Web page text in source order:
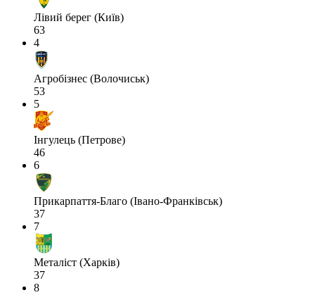
Лівий берег (Київ)
63
4
Агробізнес (Волочиськ)
53
5
Інгулець (Петрове)
46
6
Прикарпаття-Благо (Івано-Франківськ)
37
7
Металіст (Харків)
37
8